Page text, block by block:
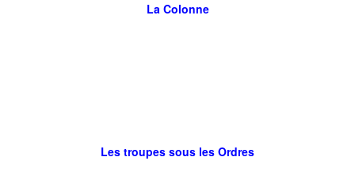
La Colonne
Les troupes sous les Ordres